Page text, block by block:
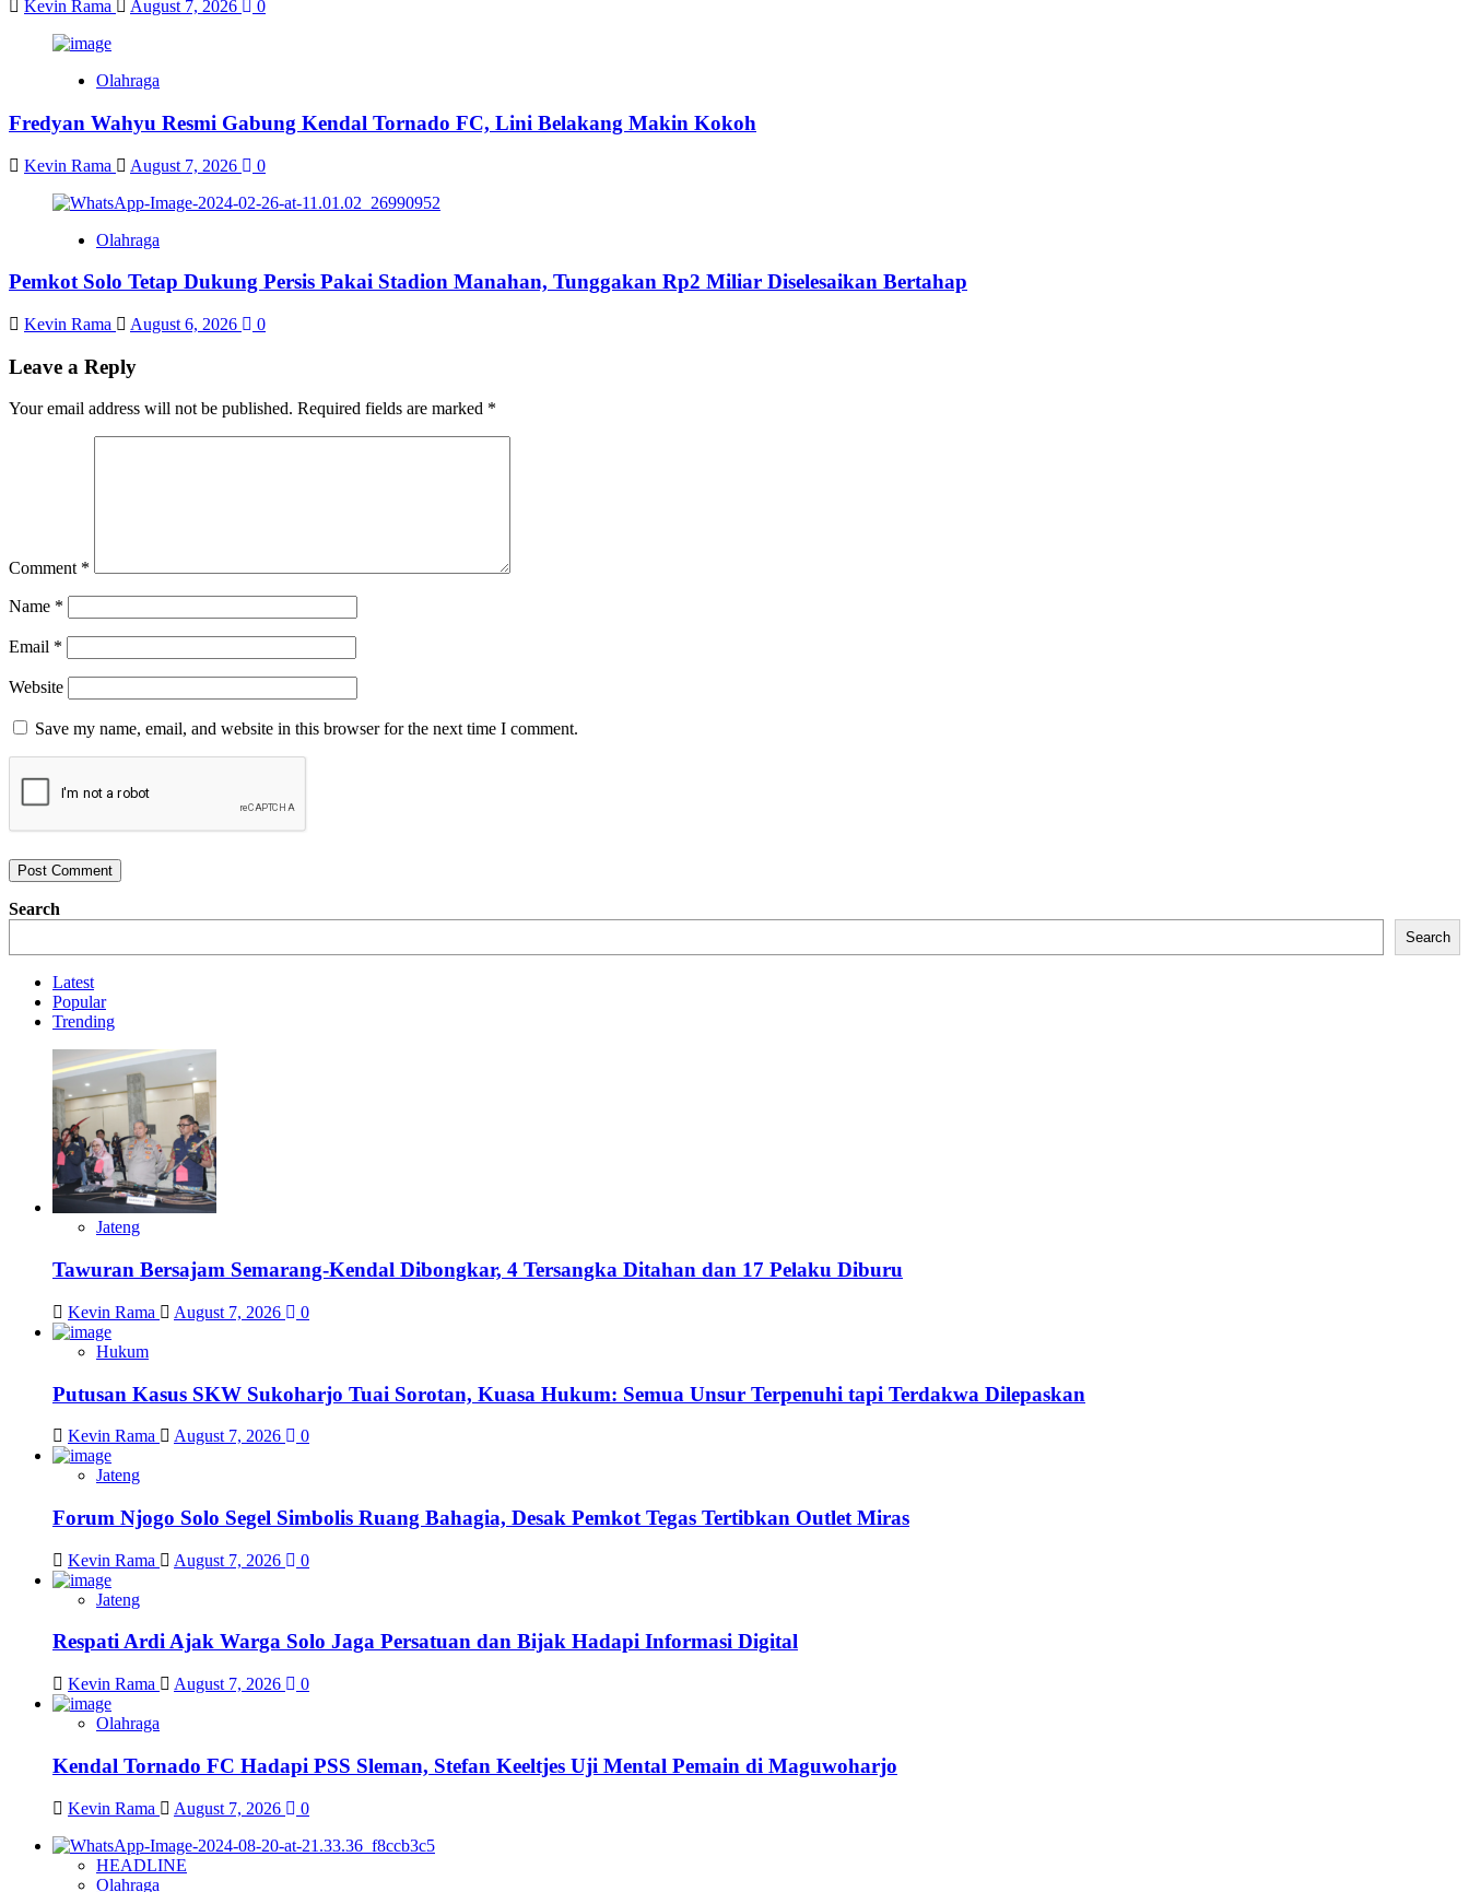
Kevin Rama August 7, 2026 0
Olahraga
Fredyan Wahyu Resmi Gabung Kendal Tornado FC, Lini Belakang Makin Kokoh
Kevin Rama August 7, 2026 0
Olahraga
Pemkot Solo Tetap Dukung Persis Pakai Stadion Manahan, Tunggakan Rp2 Miliar Diselesaikan Bertahap
Kevin Rama August 6, 2026 0
Leave a Reply
Your email address will not be published. Required fields are marked *
Comment *
Name *
Email *
Website
Save my name, email, and website in this browser for the next time I comment.
Search
Search
Latest
Popular
Trending
Jateng
Tawuran Bersajam Semarang-Kendal Dibongkar, 4 Tersangka Ditahan dan 17 Pelaku Diburu
Kevin Rama August 7, 2026 0
Hukum
Putusan Kasus SKW Sukoharjo Tuai Sorotan, Kuasa Hukum: Semua Unsur Terpenuhi tapi Terdakwa Dilepaskan
Kevin Rama August 7, 2026 0
Jateng
Forum Njogo Solo Segel Simbolis Ruang Bahagia, Desak Pemkot Tegas Tertibkan Outlet Miras
Kevin Rama August 7, 2026 0
Jateng
Respati Ardi Ajak Warga Solo Jaga Persatuan dan Bijak Hadapi Informasi Digital
Kevin Rama August 7, 2026 0
Olahraga
Kendal Tornado FC Hadapi PSS Sleman, Stefan Keeltjes Uji Mental Pemain di Maguwoharjo
Kevin Rama August 7, 2026 0
HEADLINE
Olahraga